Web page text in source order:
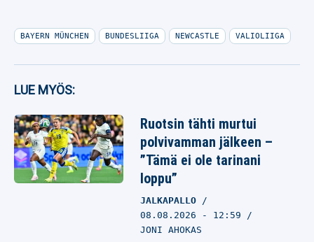
BAYERN MÜNCHEN BUNDESLIIGA NEWCASTLE VALIOLIIGA
LUE MYÖS:
Ruotsin tähti murtui
polvivamman jälkeen –
”Tämä ei ole tarinani
loppu”
JALKAPALLO
08.08.2026 - 12:59
JONI AHOKAS